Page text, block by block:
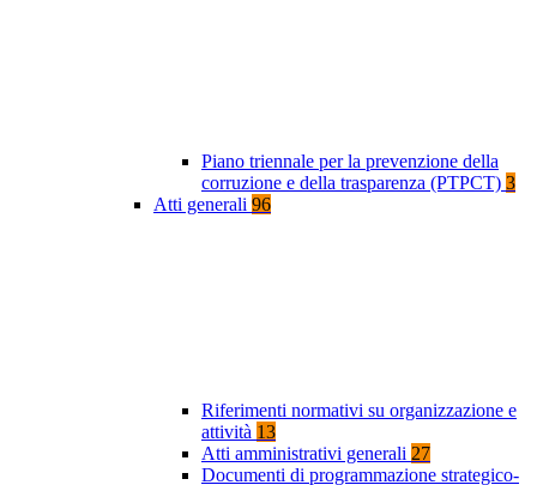
Piano triennale per la prevenzione della
corruzione e della trasparenza (PTPCT) 3
Atti generali 96
Riferimenti normativi su organizzazione e
attività 13
Atti amministrativi generali 27
Documenti di programmazione strategico-